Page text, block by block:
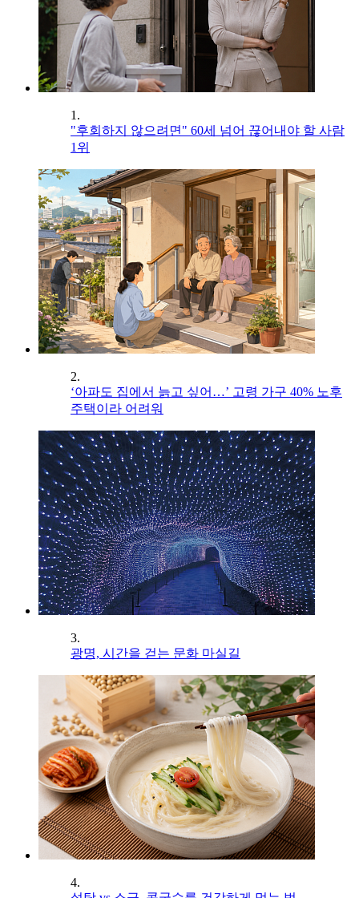
1.
"후회하지 않으려면" 60세 넘어 끊어내야 할 사람
1위
2.
‘아파도 집에서 늙고 싶어…’ 고령 가구 40% 노후
주택이라 어려워
3.
광명, 시간을 걷는 문화 마실길
4.